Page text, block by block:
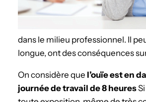
dans le milieu professionnel. Il
longue, ont des conséquences
On considère que l’ouïe est en
journée de travail de 8 heures